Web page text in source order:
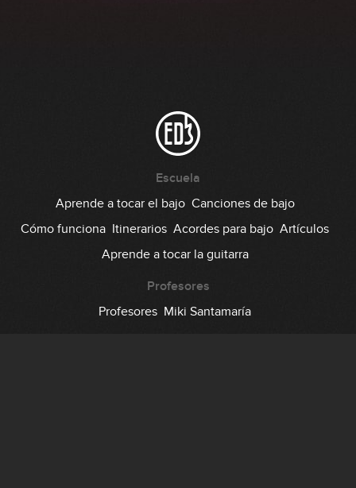
Escuela
Aprende a tocar el bajo Canciones de bajo
Cómo funciona Itinerarios Acordes para bajo Artículos
Aprende a tocar la guitarra
Profesores
Profesores Miki Santamaría